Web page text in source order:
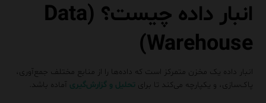
انبار داده چیست؟ (Data
Warehouse)
انبار داده یک مخزن متمرکز است که داده‌ها را از منابع مختلف جمع‌آوری،
پاک‌سازی، و یکپارچه می‌کند تا برای تحلیل و گزارش‌گیری آماده باشد.